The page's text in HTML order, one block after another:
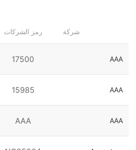
شركة رمز الشركات
AAA
17500
AAA
15985
AAA
AAA